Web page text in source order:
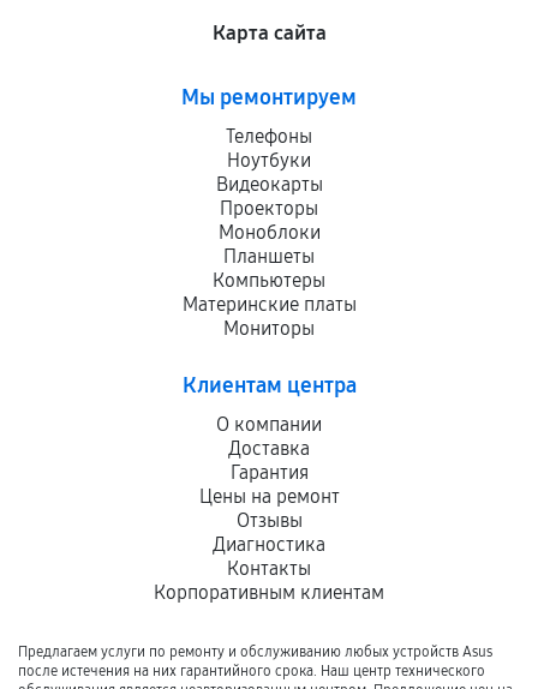
Карта сайта
Мы ремонтируем
Телефоны
Ноутбуки
Видеокарты
Проекторы
Моноблоки
Планшеты
Компьютеры
Материнские платы
Мониторы
Клиентам центра
О компании
Доставка
Гарантия
Цены на ремонт
Отзывы
Диагностика
Контакты
Корпоративным клиентам
Предлагаем услуги по ремонту и обслуживанию любых устройств Asus
после истечения на них гарантийного срока. Наш центр технического